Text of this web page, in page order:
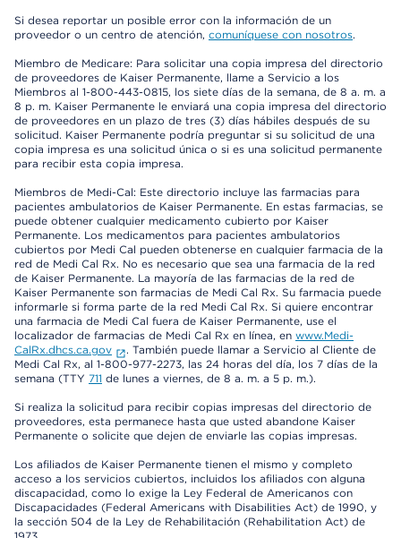
Si desea reportar un posible error con la información de un
proveedor o un centro de atención, comuníquese con nosotros.
Miembro de Medicare: Para solicitar una copia impresa del directorio
de proveedores de Kaiser Permanente, llame a Servicio a los
Miembros al 1-800-443-0815, los siete días de la semana, de 8 a. m. a
8 p. m. Kaiser Permanente le enviará una copia impresa del directorio
de proveedores en un plazo de tres (3) días hábiles después de su
solicitud. Kaiser Permanente podría preguntar si su solicitud de una
copia impresa es una solicitud única o si es una solicitud permanente
para recibir esta copia impresa.
Miembros de Medi-Cal: Este directorio incluye las farmacias para
pacientes ambulatorios de Kaiser Permanente. En estas farmacias, se
puede obtener cualquier medicamento cubierto por Kaiser
Permanente. Los medicamentos para pacientes ambulatorios
cubiertos por Medi Cal pueden obtenerse en cualquier farmacia de la
red de Medi Cal Rx. No es necesario que sea una farmacia de la red
de Kaiser Permanente. La mayoría de las farmacias de la red de
Kaiser Permanente son farmacias de Medi Cal Rx. Su farmacia puede
informarle si forma parte de la red Medi Cal Rx. Si quiere encontrar
una farmacia de Medi Cal fuera de Kaiser Permanente, use el
localizador de farmacias de Medi Cal Rx en línea, en www.Medi-
CalRx.dhcs.ca.gov
. También puede llamar a Servicio al Cliente de
Medi Cal Rx, al 1-800-977-2273, las 24 horas del día, los 7 días de la
semana (TTY 711 de lunes a viernes, de 8 a. m. a 5 p. m.).
Si realiza la solicitud para recibir copias impresas del directorio de
proveedores, esta permanece hasta que usted abandone Kaiser
Permanente o solicite que dejen de enviarle las copias impresas.
Los afiliados de Kaiser Permanente tienen el mismo y completo
acceso a los servicios cubiertos, incluidos los afiliados con alguna
discapacidad, como lo exige la Ley Federal de Americanos con
Discapacidades (Federal Americans with Disabilities Act) de 1990, y
la sección 504 de la Ley de Rehabilitación (Rehabilitation Act) de